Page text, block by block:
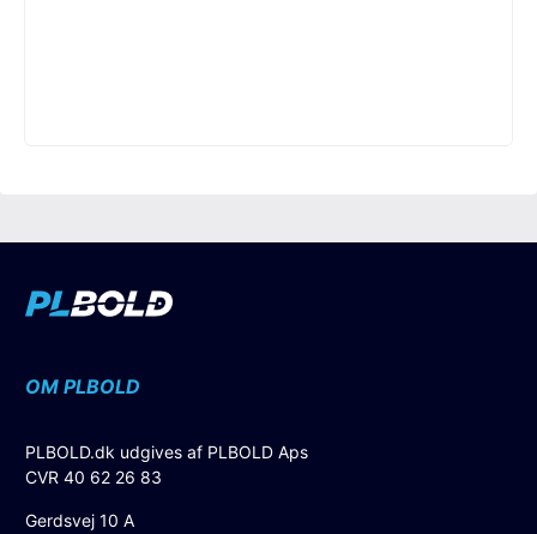
OM PLBOLD
PLBOLD.dk udgives af PLBOLD Aps
CVR 40 62 26 83
Gerdsvej 10 A